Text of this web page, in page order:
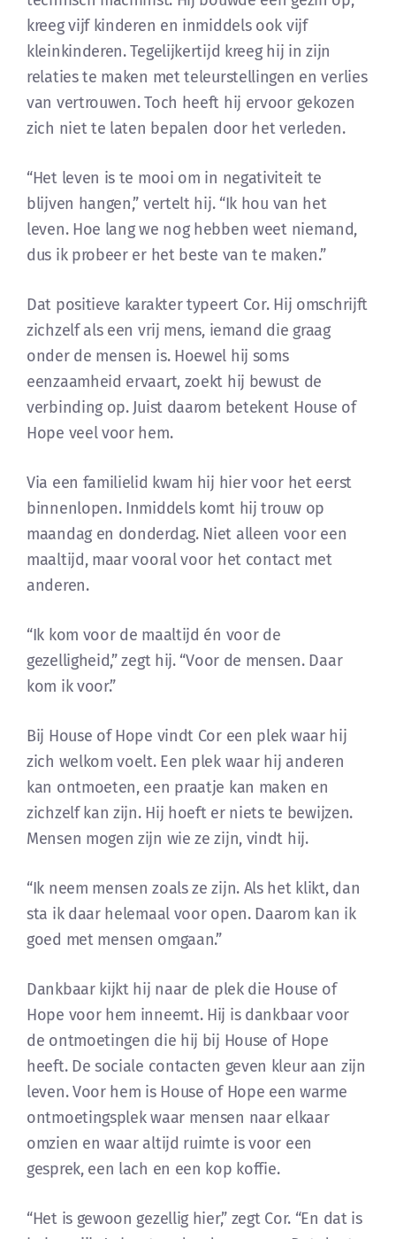
kreeg vijf kinderen en inmiddels ook vijf
kleinkinderen. Tegelijkertijd kreeg hij in zijn
relaties te maken met teleurstellingen en verlies
van vertrouwen. Toch heeft hij ervoor gekozen
zich niet te laten bepalen door het verleden.
“Het leven is te mooi om in negativiteit te
blijven hangen,” vertelt hij. “Ik hou van het
leven. Hoe lang we nog hebben weet niemand,
dus ik probeer er het beste van te maken.”
Dat positieve karakter typeert Cor. Hij omschrijft
zichzelf als een vrij mens, iemand die graag
onder de mensen is. Hoewel hij soms
eenzaamheid ervaart, zoekt hij bewust de
verbinding op. Juist daarom betekent House of
Hope veel voor hem.
Via een familielid kwam hij hier voor het eerst
binnenlopen. Inmiddels komt hij trouw op
maandag en donderdag. Niet alleen voor een
maaltijd, maar vooral voor het contact met
anderen.
“Ik kom voor de maaltijd én voor de
gezelligheid,” zegt hij. “Voor de mensen. Daar
kom ik voor.”
Bij House of Hope vindt Cor een plek waar hij
zich welkom voelt. Een plek waar hij anderen
kan ontmoeten, een praatje kan maken en
zichzelf kan zijn. Hij hoeft er niets te bewijzen.
Mensen mogen zijn wie ze zijn, vindt hij.
“Ik neem mensen zoals ze zijn. Als het klikt, dan
sta ik daar helemaal voor open. Daarom kan ik
goed met mensen omgaan.”
Dankbaar kijkt hij naar de plek die House of
Hope voor hem inneemt. Hij is dankbaar voor
de ontmoetingen die hij bij House of Hope
heeft. De sociale contacten geven kleur aan zijn
leven. Voor hem is House of Hope een warme
ontmoetingsplek waar mensen naar elkaar
omzien en waar altijd ruimte is voor een
gesprek, een lach en een kop koffie.
“Het is gewoon gezellig hier,” zegt Cor. “En dat is